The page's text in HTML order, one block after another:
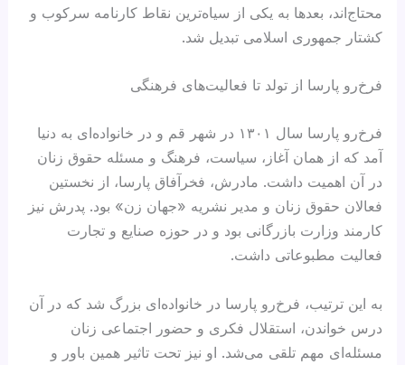
محتاج‌اند، بعدها به یکی از سیاه‌ترین نقاط کارنامه سرکوب و
کشتار جمهوری اسلامی تبدیل شد.
فرخ‌رو پارسا از تولد تا فعالیت‌های فرهنگی
فرخ‌رو پارسا سال ۱۳۰۱ در شهر قم و در خانواده‌ای به دنیا
آمد که از همان آغاز، سیاست، فرهنگ و مسئله حقوق زنان
در آن اهمیت داشت. مادرش، فخرآفاق پارسا، از نخستین
فعالان حقوق زنان و مدیر نشریه «جهان زن» بود. پدرش نیز
کارمند وزارت بازرگانی بود و در حوزه صنایع و تجارت
فعالیت مطبوعاتی داشت.
به این ترتیب، فرخ‌رو پارسا در خانواده‌ای بزرگ شد که در آن
درس خواندن، استقلال فکری و حضور اجتماعی زنان
مسئله‌ای مهم تلقی می‌شد. او نیز تحت تاثیر همین باور و